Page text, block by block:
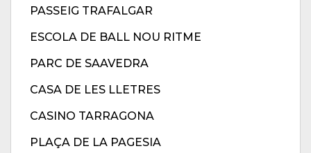
PASSEIG TRAFALGAR
ESCOLA DE BALL NOU RITME
PARC DE SAAVEDRA
CASA DE LES LLETRES
CASINO TARRAGONA
PLAÇA DE LA PAGESIA